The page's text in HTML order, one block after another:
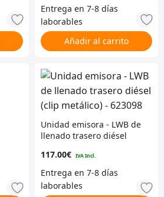
Añadir al carrito
Unidad emisora ​​- LWB de
llenado trasero diésel
117.00€